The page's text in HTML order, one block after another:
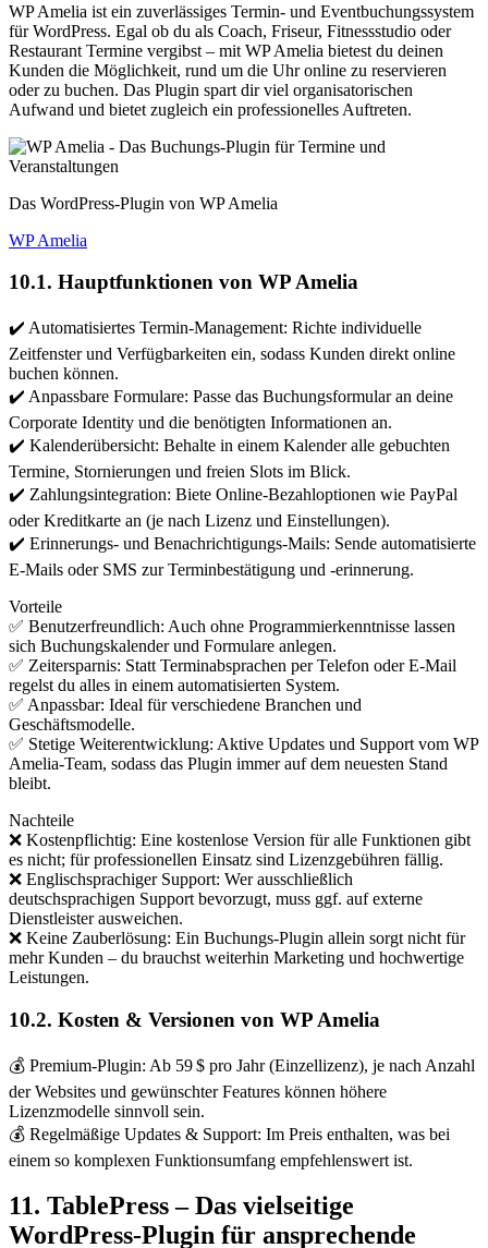
WP Amelia ist ein zuverlässiges Termin- und Eventbuchungssystem
für WordPress. Egal ob du als Coach, Friseur, Fitnessstudio oder
Restaurant Termine vergibst – mit WP Amelia bietest du deinen
Kunden die Möglichkeit, rund um die Uhr online zu reservieren
oder zu buchen. Das Plugin spart dir viel organisatorischen
Aufwand und bietet zugleich ein professionelles Auftreten.
Das WordPress-Plugin von WP Amelia
WP Amelia
10.1. Hauptfunktionen von WP Amelia
✔️ Automatisiertes Termin-Management: Richte individuelle
Zeitfenster und Verfügbarkeiten ein, sodass Kunden direkt online
buchen können.
✔️ Anpassbare Formulare: Passe das Buchungsformular an deine
Corporate Identity und die benötigten Informationen an.
✔️ Kalenderübersicht: Behalte in einem Kalender alle gebuchten
Termine, Stornierungen und freien Slots im Blick.
✔️ Zahlungsintegration: Biete Online-Bezahloptionen wie PayPal
oder Kreditkarte an (je nach Lizenz und Einstellungen).
✔️ Erinnerungs- und Benachrichtigungs-Mails: Sende automatisierte
E-Mails oder SMS zur Terminbestätigung und -erinnerung.
Vorteile
✅ Benutzerfreundlich: Auch ohne Programmierkenntnisse lassen
sich Buchungskalender und Formulare anlegen.
✅ Zeitersparnis: Statt Terminabsprachen per Telefon oder E-Mail
regelst du alles in einem automatisierten System.
✅ Anpassbar: Ideal für verschiedene Branchen und
Geschäftsmodelle.
✅ Stetige Weiterentwicklung: Aktive Updates und Support vom WP
Amelia-Team, sodass das Plugin immer auf dem neuesten Stand
bleibt.
Nachteile
❌ Kostenpflichtig: Eine kostenlose Version für alle Funktionen gibt
es nicht; für professionellen Einsatz sind Lizenzgebühren fällig.
❌ Englischsprachiger Support: Wer ausschließlich
deutschsprachigen Support bevorzugt, muss ggf. auf externe
Dienstleister ausweichen.
❌ Keine Zauberlösung: Ein Buchungs-Plugin allein sorgt nicht für
mehr Kunden – du brauchst weiterhin Marketing und hochwertige
Leistungen.
10.2. Kosten & Versionen von WP Amelia
💰 Premium-Plugin: Ab 59 $ pro Jahr (Einzellizenz), je nach Anzahl
der Websites und gewünschter Features können höhere
Lizenzmodelle sinnvoll sein.
💰 Regelmäßige Updates & Support: Im Preis enthalten, was bei
einem so komplexen Funktionsumfang empfehlenswert ist.
11. TablePress – Das vielseitige
WordPress-Plugin für ansprechende